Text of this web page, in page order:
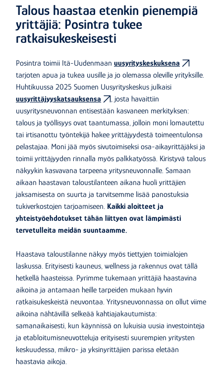
Talous haastaa etenkin pienempiä
yrittäjiä: Posintra tukee
ratkaisukeskeisesti
Posintra toimii Itä-Uudenmaan uusyrityskeskuksena
tarjoten apua ja tukea uusille ja jo olemassa oleville yrityksille.
Huhtikuussa 2025 Suomen Uusyrityskeskus julkaisi
uusyrittäjyyskatsauksensa
, josta havaittiin
uusyritysneuvonnan entisestään kasvaneen merkityksen:
talous ja työllisyys ovat taantumassa, jolloin moni lomautettu
tai irtisanottu työntekijä hakee yrittäjyydestä toimeentulonsa
pelastajaa. Moni jää myös sivutoimiseksi osa-aikayrittäjäksi ja
toimii yrittäjyyden rinnalla myös palkkatyössä. Kiristyvä talous
näkyykin kasvavana tarpeena yritysneuvonnalle. Samaan
aikaan haastavan taloustilanteen aikana huoli yrittäjien
jaksamisesta on suurta ja tarvitsemme lisää panostuksia
tukiverkostojen tarjoamiseen. Kaikki aloitteet ja
yhteistyöehdotukset tähän liittyen ovat lämpimästi
tervetulleita meidän suuntaamme.
Haastava taloustilanne näkyy myös tiettyjen toimialojen
laskussa. Erityisesti kauneus, wellness ja rakennus ovat tällä
hetkellä haasteissa. Pyrimme tukemaan yrittäjiä haastavina
aikoina ja antamaan heille tarpeiden mukaan hyvin
ratkaisukeskeistä neuvontaa. Yritysneuvonnassa on ollut viime
aikoina nähtävillä selkeää kahtiajakautumista:
samanaikaisesti, kun käynnissä on lukuisia uusia investointeja
ja etabloitumisneuvotteluja erityisesti suurempien yritysten
keskuudessa, mikro- ja yksinyrittäjien parissa eletään
haastavia aikoja.